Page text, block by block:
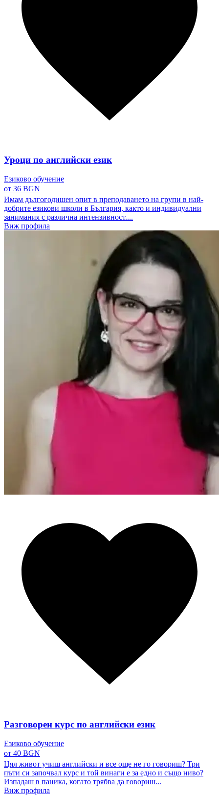
Уроци по английски език
Езиково обучение
от 36 BGN
Имам дългогодишен опит в преподаването на групи в най-
добрите езикови школи в България, както и индивидуални
занимания с различна интензивност....
Виж профила
Разговорен курс по английски език
Езиково обучение
от 40 BGN
Цял живот учиш английски и все още не го говориш? Три
пъти си започвал курс и той винаги е за едно и също ниво?
Изпадаш в паника, когато трябва да говориш...
Виж профила